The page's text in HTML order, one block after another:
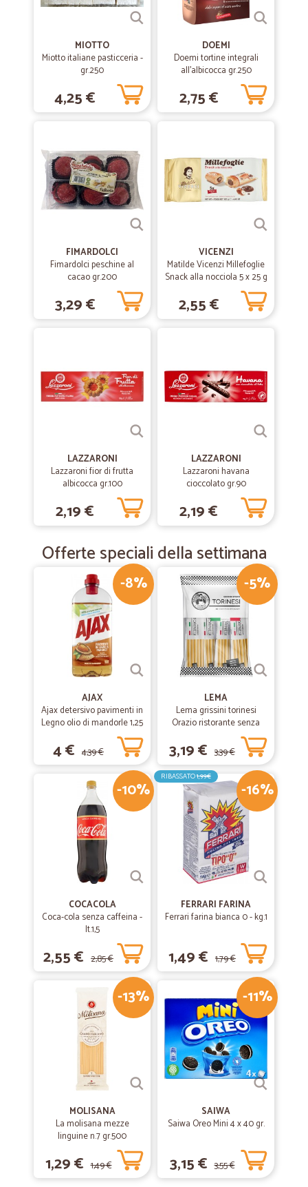
—Pina teresa L.
Servizio ineccepibile
Servizio ineccepibile. Unica pecca: alcuni colli pesantissimi.
Comodo e puntuale
—Egle D.
Consegna super veloce!!!!.
Consegna super veloce!!!!.
28/04/2020
Ilaria F.
Molto comodo
26/10/2019
—Giorgia N.
Spesa fantastica!
head&shoulders non sono presenti, ma a parte questo spesa
26/06/2019
Davide G.
Velocità,rapidità,tutto perfetto!
MIOTTO
Miotto italiane pasticceria -
gr.250
4,25 €
DOEMI
Doemi tortine integrali
all'albicocca gr.250
2,75 €
FIMARDOLCI
Fimardolci peschine al
cacao gr.200
3,29 €
VICENZI
Matilde Vicenzi Millefoglie
Snack alla nocciola 5 x 25 g
2,55 €
LAZZARONI
Lazzaroni fior di frutta
albicocca gr.100
2,19 €
LAZZARONI
Lazzaroni havana
cioccolato gr.90
2,19 €
Offerte speciali della settimana
-8%
AJAX
Ajax detersivo pavimenti in
Legno olio di mandorle 1,25
4 € 4,39 €
-5%
LEMA
Lema grissini torinesi
Orazio ristorante senza
olio di palma x30 gr.450
3,19 € 3,39 €
-10%
COCACOLA
Coca-cola senza caffeina -
lt.1,5
2,55 € 2,85 €
-16%
RIBASSATO1,99€
FERRARI FARINA
Ferrari farina bianca 0 - kg.1
1,49 € 1,79 €
-13%
MOLISANA
La molisana mezze
linguine n.7 gr.500
1,29 € 1,49 €
-11%
SAIWA
Saiwa Oreo Mini 4 x 40 gr.
3,15 € 3,55 €